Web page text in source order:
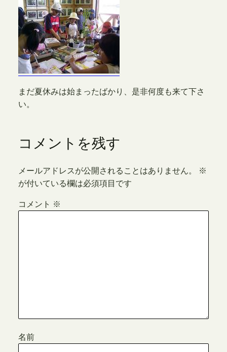
まだ夏休みは始まったばかり、是非何度も来て下さ
い。
コメントを残す
メールアドレスが公開されることはありません。
※
が付いている欄は必須項目です
コメント ※
名前